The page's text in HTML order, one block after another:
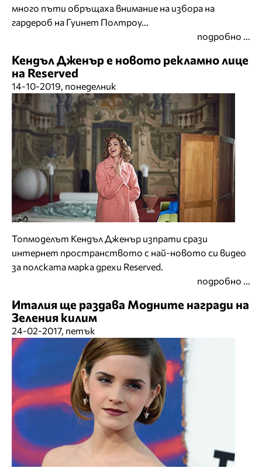
много пъти обръщаха внимание на избора на
гардероб на Гуинет Полтроу...
подробно ...
Кендъл Дженър е новото рекламно лице
на Reserved
14-10-2019, понеделник
Топмоделът Кендъл Дженър изпрати срази
интернет пространството с най-новото си видео
за полската марка дрехи Reserved.
подробно ...
Италия ще раздава Модните награди на
Зеления килим
24-02-2017, петък